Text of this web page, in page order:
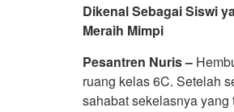
Dikenal Sebagai Siswi
Meraih Mimpi
Pesantren Nuris –
ruang kelas 6C. Setelah
sahabat sekelasnya